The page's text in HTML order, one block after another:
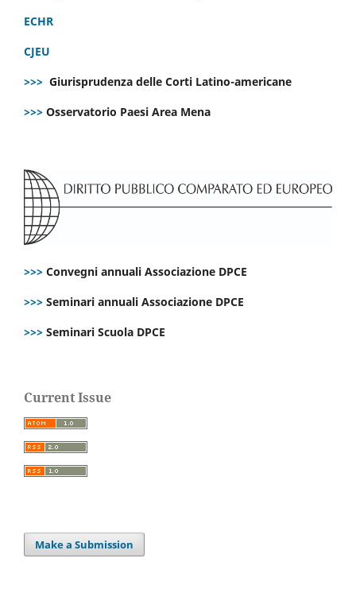
ECHR
CJEU
>>> Giurisprudenza delle Corti Latino-americane
>>> Osservatorio Paesi Area Mena
>>> Convegni annuali Associazione DPCE
>>> Seminari annuali Associazione DPCE
>>> Seminari Scuola DPCE
Current Issue
Make a Submission